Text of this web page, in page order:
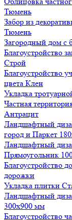
Тюмень
Забор из
Тюмень
Загородный дом с
Благоустройство
Строй
Благоустройство
цвета Клен
Укладка
Частная
Антрацит
Ландшафтный
город и Паркет
Ландшафтный
Прямоугольник
Благоустройство
дорожки
Укладка плитки
Ландшафтный
300х900 мм
Благоустройство